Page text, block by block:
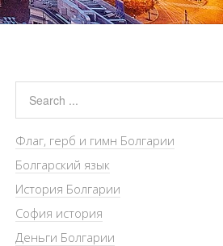
Флаг, герб и гимн Болгарии
Болгарский язык
История Болгарии
София история
Деньги Болгарии